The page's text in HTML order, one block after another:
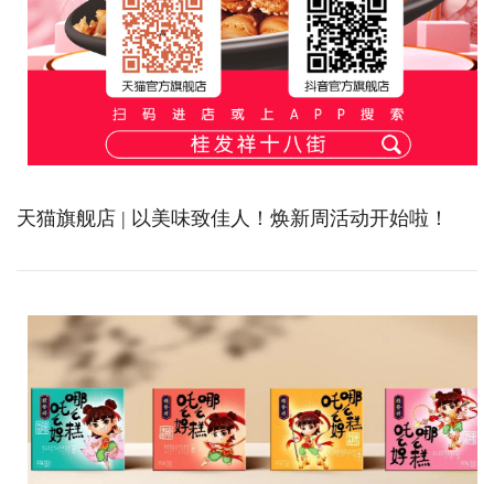
天猫旗舰店 | 以美味致佳人！焕新周活动开始啦！